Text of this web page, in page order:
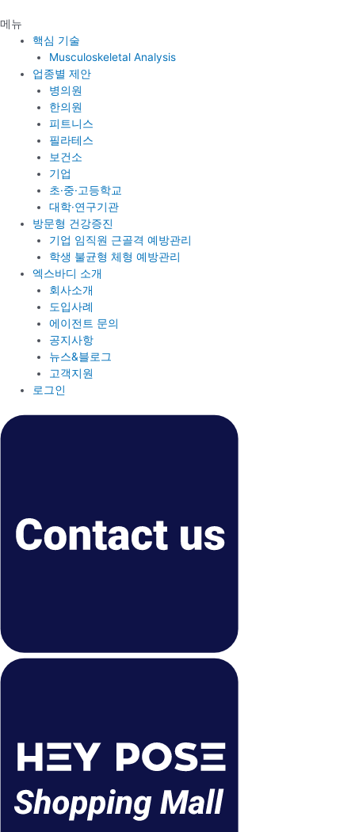
메뉴
핵심 기술
Musculoskeletal Analysis
업종별 제안
병의원
한의원
피트니스
필라테스
보건소
기업
초·중·고등학교
대학·연구기관
방문형 건강증진
기업 임직원 근골격 예방관리
학생 불균형 체형 예방관리
엑스바디 소개
회사소개
도입사례
에이전트 문의
공지사항
뉴스&블로그
고객지원
로그인